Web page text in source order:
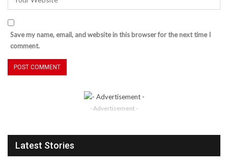
Save my name, email, and website in this browser for the next time I
comment.
- Advertisement -
Latest Stories